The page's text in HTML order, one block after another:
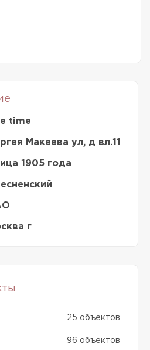
time
Макеева ул, д вл.11
1905 года
г
25 объектов
96 объектов